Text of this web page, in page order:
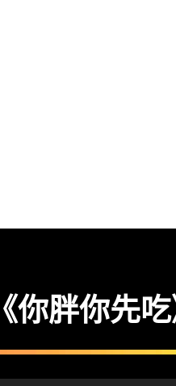
你胖你先吃